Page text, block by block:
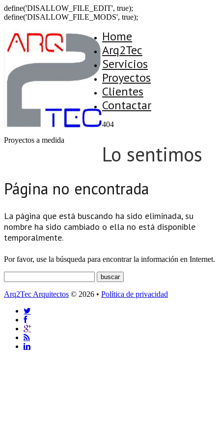
define('DISALLOW_FILE_EDIT', true);
define('DISALLOW_FILE_MODS', true);
Proyectos a medida
Home
Arq2Tec
Servicios
Proyectos
Clientes
Contactar
404
Lo sentimos
Página no encontrada
La página que está buscando ha sido eliminada, su
nombre ha sido cambiado o ella no está disponible
temporalmente.
Por favor, use la búsqueda para encontrar la información en Internet.
Arq2Tec Arquitectos © 2026 • Política de privacidad